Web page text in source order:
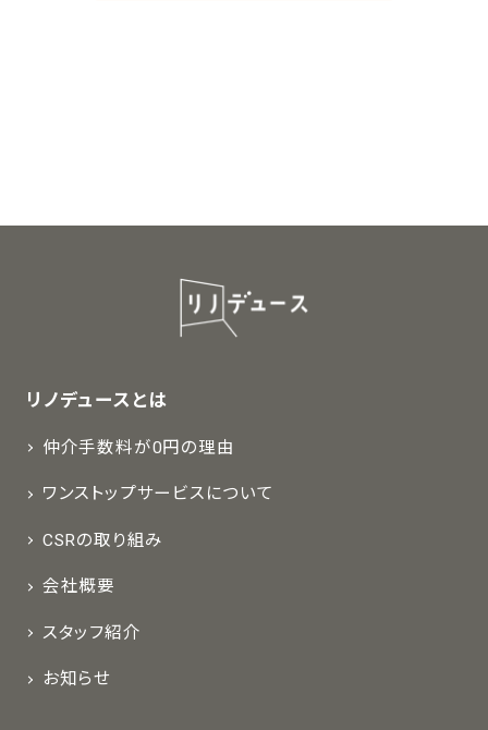
リノデュースとは
仲介手数料が0円の理由
ワンストップサービスについて
CSRの取り組み
会社概要
スタッフ紹介
お知らせ